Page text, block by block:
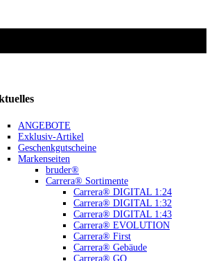
ANGEBOTE
Exklusiv-Artikel
Geschenkgutscheine
Markenseiten
bruder®
Carrera® Sortimente
Carrera® DIGITAL 1:24
Carrera® DIGITAL 1:32
Carrera® DIGITAL 1:43
Carrera® EVOLUTION
Carrera® First
Carrera® Gebäude
Carrera® GO